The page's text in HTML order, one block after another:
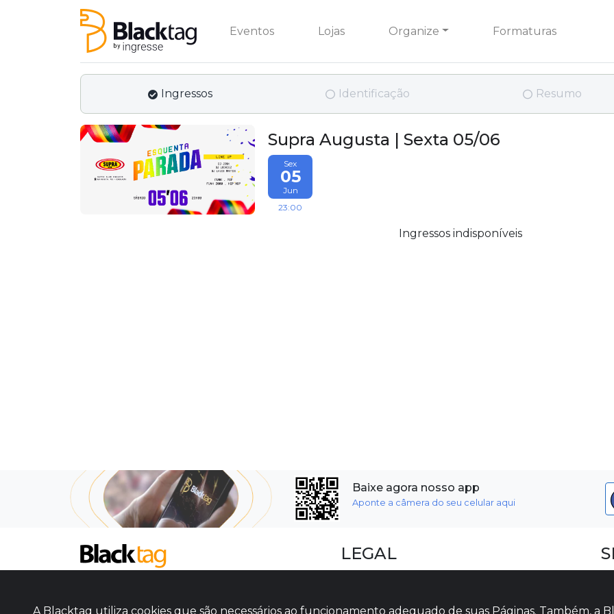
Eventos Lojas Organize Formaturas
Ingressos Identificação Resumo
Supra Augusta | Sexta 05/06
Sex
05
Jun
23:00
Ingressos indisponíveis
Baixe agora nosso app
Aponte a câmera do seu celular aqui
LEGAL
A Blacktag utiliza cookies que são necessários ao funcionamento adequado de suas Páginas. Também, a